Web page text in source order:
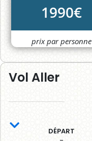
1990€
prix par personne
Vol Aller
DÉPART